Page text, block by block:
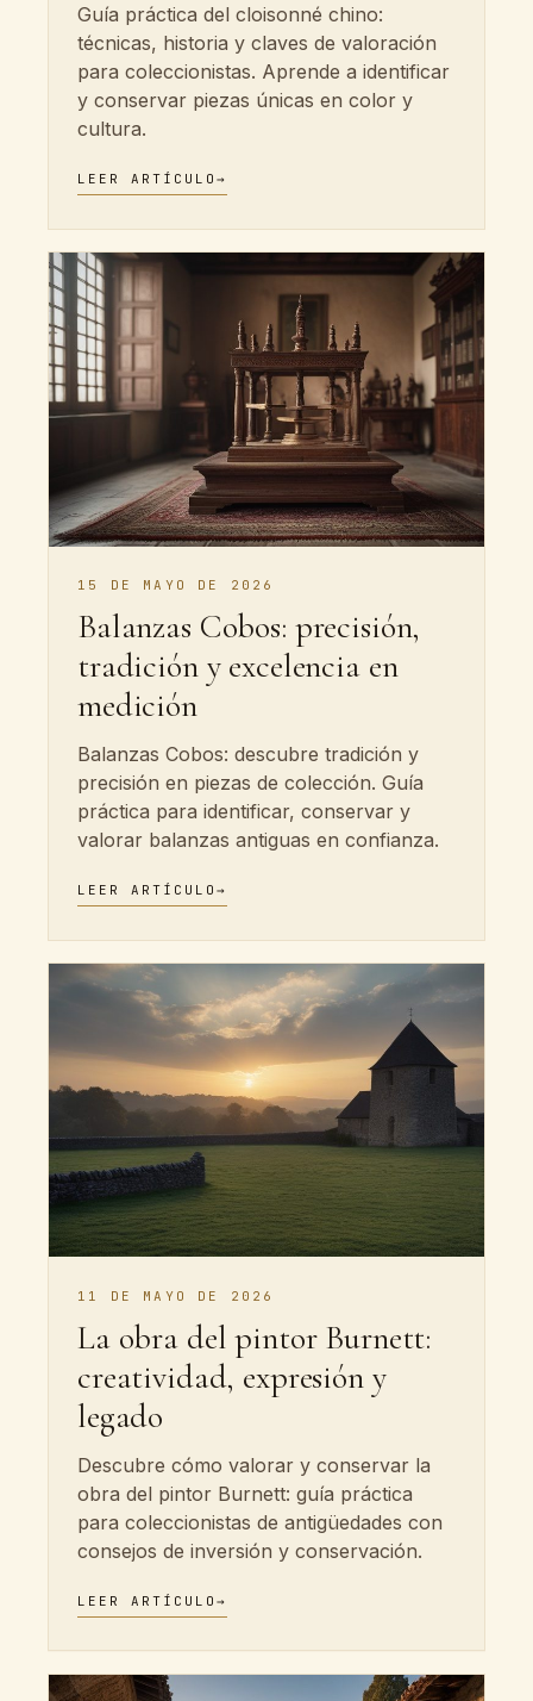
Guía práctica del cloisonné chino:
técnicas, historia y claves de valoración
para coleccionistas. Aprende a identificar
y conservar piezas únicas en color y
cultura.
LEER ARTÍCULO →
15 DE MAYO DE 2026
Balanzas Cobos: precisión,
tradición y excelencia en
medición
Balanzas Cobos: descubre tradición y
precisión en piezas de colección. Guía
práctica para identificar, conservar y
valorar balanzas antiguas en confianza.
LEER ARTÍCULO →
11 DE MAYO DE 2026
La obra del pintor Burnett:
creatividad, expresión y
legado
Descubre cómo valorar y conservar la
obra del pintor Burnett: guía práctica
para coleccionistas de antigüedades con
consejos de inversión y conservación.
LEER ARTÍCULO →